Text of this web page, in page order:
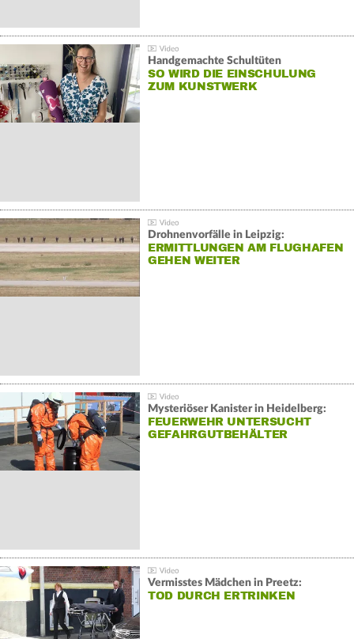
Handgemachte Schultüten
SO WIRD DIE EINSCHULUNG
ZUM KUNSTWERK
Drohnenvorfälle in Leipzig:
ERMITTLUNGEN AM FLUGHAFEN
GEHEN WEITER
Mysteriöser Kanister in Heidelberg:
FEUERWEHR UNTERSUCHT
GEFAHRGUTBEHÄLTER
Vermisstes Mädchen in Preetz:
TOD DURCH ERTRINKEN